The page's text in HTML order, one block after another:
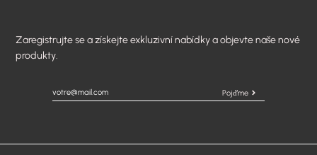
Zaregistrujte se a získejte exkluzivní nabídky a objevte naše nové
produkty.
Pojďme